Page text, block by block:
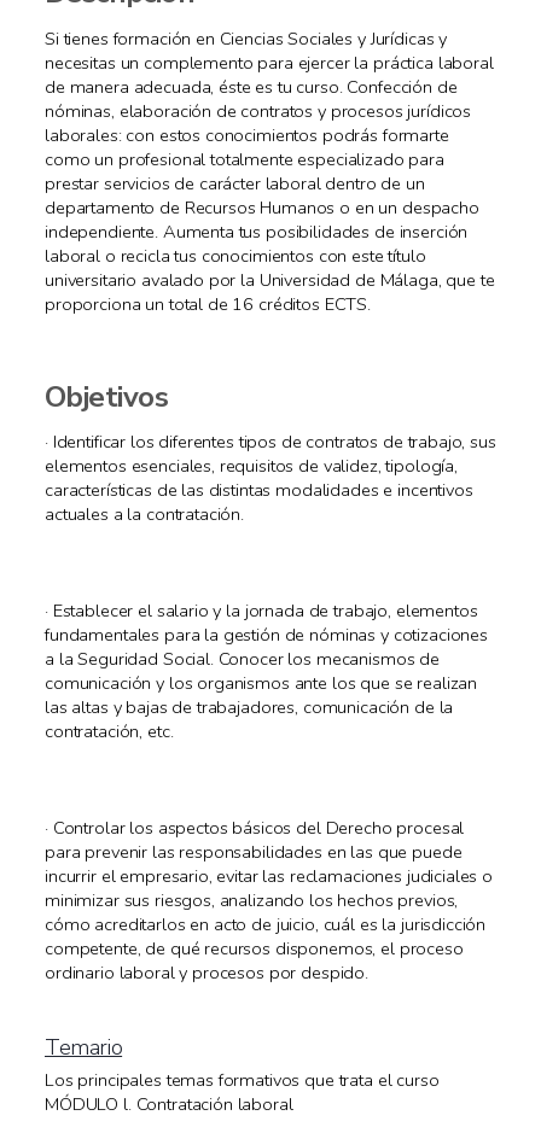
Si tienes formación en Ciencias Sociales y Jurídicas y
necesitas un complemento para ejercer la práctica laboral
de manera adecuada, éste es tu curso. Confección de
nóminas, elaboración de contratos y procesos jurídicos
laborales: con estos conocimientos podrás formarte
como un profesional totalmente especializado para
prestar servicios de carácter laboral dentro de un
departamento de Recursos Humanos o en un despacho
independiente. Aumenta tus posibilidades de inserción
laboral o recicla tus conocimientos con este título
universitario avalado por la Universidad de Málaga, que te
proporciona un total de 16 créditos ECTS.
Objetivos
· Identificar los diferentes tipos de contratos de trabajo, sus
elementos esenciales, requisitos de validez, tipología,
características de las distintas modalidades e incentivos
actuales a la contratación.
· Establecer el salario y la jornada de trabajo, elementos
fundamentales para la gestión de nóminas y cotizaciones
a la Seguridad Social. Conocer los mecanismos de
comunicación y los organismos ante los que se realizan
las altas y bajas de trabajadores, comunicación de la
contratación, etc.
· Controlar los aspectos básicos del Derecho procesal
para prevenir las responsabilidades en las que puede
incurrir el empresario, evitar las reclamaciones judiciales o
minimizar sus riesgos, analizando los hechos previos,
cómo acreditarlos en acto de juicio, cuál es la jurisdicción
competente, de qué recursos disponemos, el proceso
ordinario laboral y procesos por despido.
Temario
Los principales temas formativos que trata el curso
MÓDULO l. Contratación laboral